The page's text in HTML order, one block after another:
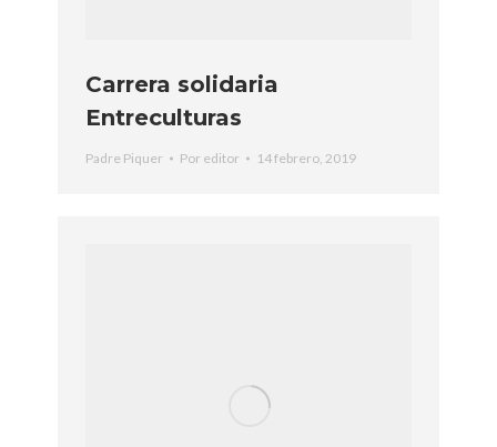
Carrera solidaria
Entreculturas
Padre Piquer Por editor 14 febrero, 2019